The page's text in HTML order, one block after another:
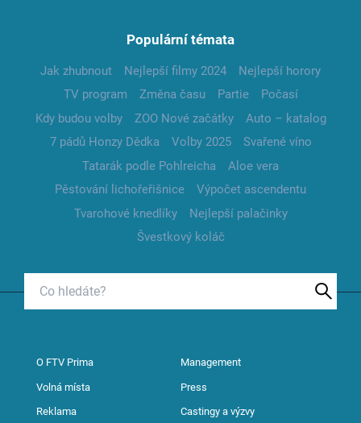
Populární témata
Jak zhubnout Nejlepší filmy 2024
Nejlepší horory
TV program
Změna času Partie
Počasí
Kdy budou volby
ZOO Nové začátky
Auto – katalog
7 pádů Honzy Dědka
Volby 2025
Svařené víno
Tatarák podle Pohlreicha
Aloe vera
Pěstování lichořeřišnice
Výpočet ascendentu
Tvarohové knedlíky
Nejlepší palačinky
Švestkový koláč
O FTV Prima Management
Volná místa Press
Reklama Castingy a výzvy